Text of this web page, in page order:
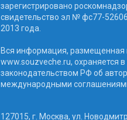
зарегистрировано
свидетельство эл № фc77-
2013 года.
Вся информация, размещенная
www.souzveche.ru, охраняется в
законодательством РФ об
международными
127015, г. Москва, ул.